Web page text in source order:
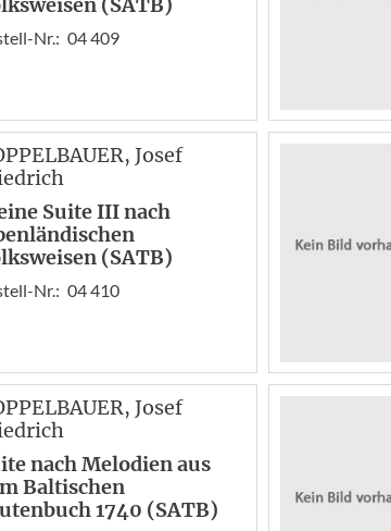
Nr.: 04 409
, Josef
Suite III nach
(SATB)
Nr.: 04 410
, Josef
nach Melodien aus
Baltischen
1740 (SATB)